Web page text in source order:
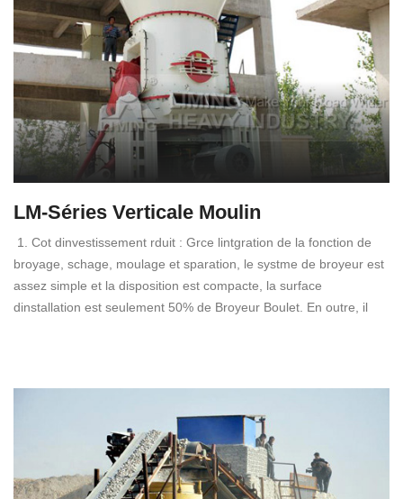
LM-Séries Verticale Moulin
1. Cot dinvestissement rduit : Grce lintgration de la fonction de
broyage, schage, moulage et sparation, le systme de broyeur est
assez simple et la disposition est compacte, la surface
dinstallation est seulement 50% de Broyeur Boulet. En outre, il